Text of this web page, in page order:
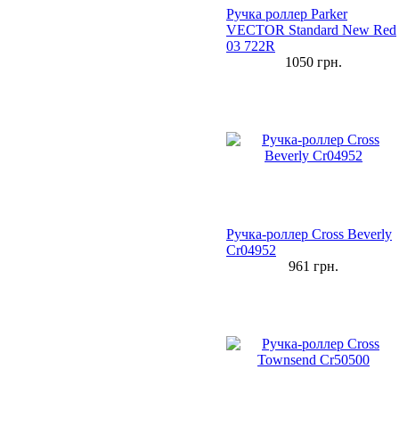
Ручка роллер Parker
VECTOR Standard New Red
03 722R
1050 грн.
Ручка-роллер Cross Beverly
Cr04952
961 грн.